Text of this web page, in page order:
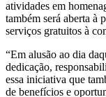
atividades em
também será aberta à
serviços gratuitos à
“Em alusão ao dia
dedicação,
essa iniciativa que
de benefícios e